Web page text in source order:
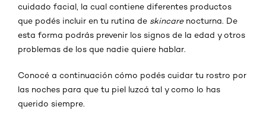
cuidado facial, la cual contiene diferentes productos
que podés incluir en tu rutina de skincarenocturna. De
esta forma podrás prevenir los signos de la edad y otros
problemas de los que nadie quiere hablar.
Conocé a continuación cómo podés cuidar tu rostro por
las noches para que tu piel luzcá tal y como lo has
querido siempre.